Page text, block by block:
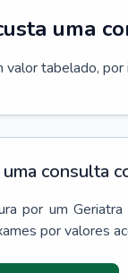
uma
valor tabelado,
consulta
por um Geriatra
por valores